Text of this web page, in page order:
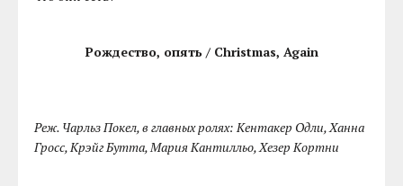
Рождество, опять / Christmas, Again
Реж. Чарльз Покел, в главных ролях: Кентакер Одли, Ханна
Гросс, Крэйг Бутта, Мария Кантилльо, Хезер Кортни